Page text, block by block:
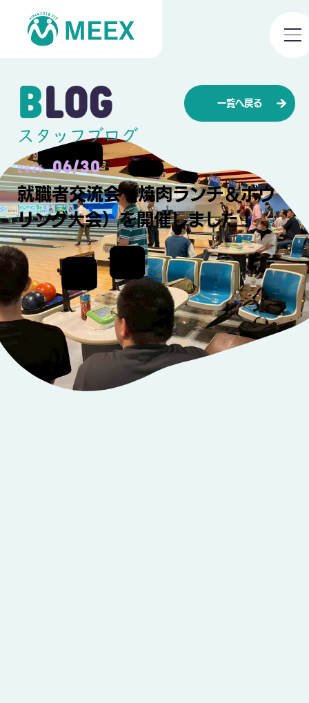
BLOG
スタッフブログ
一覧へ戻る
2026 06/30
就職者交流会（焼肉ランチ＆ボウ
リング大会）を開催しました！